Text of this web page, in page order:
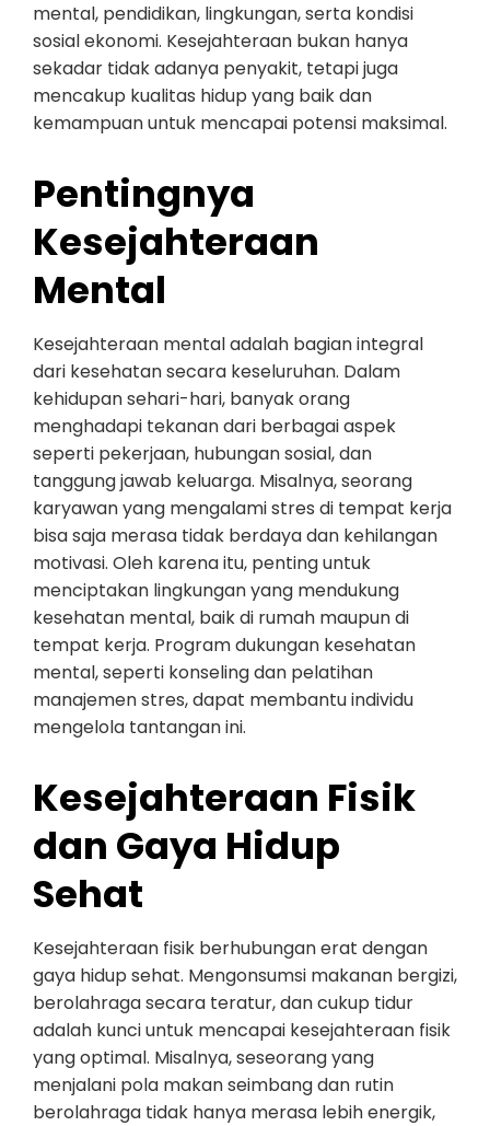
mental, pendidikan, lingkungan, serta kondisi
sosial ekonomi. Kesejahteraan bukan hanya
sekadar tidak adanya penyakit, tetapi juga
mencakup kualitas hidup yang baik dan
kemampuan untuk mencapai potensi maksimal.
Pentingnya
Kesejahteraan
Mental
Kesejahteraan mental adalah bagian integral
dari kesehatan secara keseluruhan. Dalam
kehidupan sehari-hari, banyak orang
menghadapi tekanan dari berbagai aspek
seperti pekerjaan, hubungan sosial, dan
tanggung jawab keluarga. Misalnya, seorang
karyawan yang mengalami stres di tempat kerja
bisa saja merasa tidak berdaya dan kehilangan
motivasi. Oleh karena itu, penting untuk
menciptakan lingkungan yang mendukung
kesehatan mental, baik di rumah maupun di
tempat kerja. Program dukungan kesehatan
mental, seperti konseling dan pelatihan
manajemen stres, dapat membantu individu
mengelola tantangan ini.
Kesejahteraan Fisik
dan Gaya Hidup
Sehat
Kesejahteraan fisik berhubungan erat dengan
gaya hidup sehat. Mengonsumsi makanan bergizi,
berolahraga secara teratur, dan cukup tidur
adalah kunci untuk mencapai kesejahteraan fisik
yang optimal. Misalnya, seseorang yang
menjalani pola makan seimbang dan rutin
berolahraga tidak hanya merasa lebih energik,